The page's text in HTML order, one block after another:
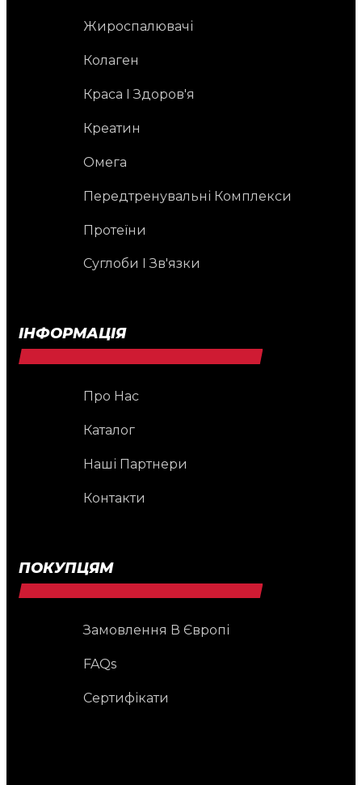
Жироспалювачі
Колаген
Краса І Здоров'я
Креатин
Омега
Передтренувальні Комплекси
Протеїни
Суглоби І Зв'язки
ІНФОРМАЦІЯ
Про Нас
Каталог
Наші Партнери
Контакти
ПОКУПЦЯМ
Замовлення В Європі
FAQs
Сертифікати